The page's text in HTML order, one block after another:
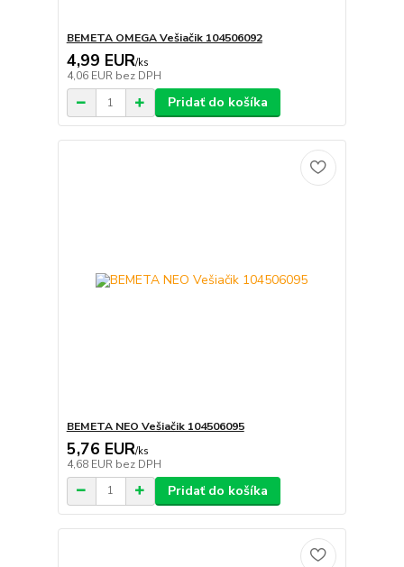
BEMETA OMEGA Vešiačik 104506092
4,99 EUR/ks
4,06 EUR bez DPH
Pridať do košíka
BEMETA NEO Vešiačik 104506095
5,76 EUR/ks
4,68 EUR bez DPH
Pridať do košíka